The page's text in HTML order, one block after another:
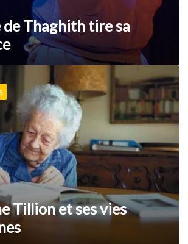
de Thaghith tire sa
Tillion et ses vies